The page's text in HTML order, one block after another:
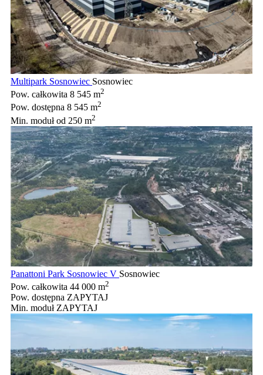
Multipark Sosnowiec Sosnowiec
Pow. całkowita 8 545 m2
Pow. dostępna 8 545 m2
Min. modułod 250 m2
Panattoni Park Sosnowiec V Sosnowiec
Pow. całkowita 44 000 m2
Pow. dostępna ZAPYTAJ
Min. moduł ZAPYTAJ